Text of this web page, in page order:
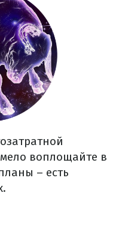
воплощайте в
– есть